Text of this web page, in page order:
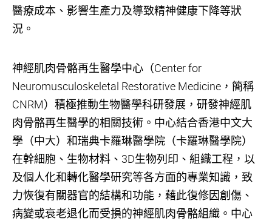
醫療成本、影響生產力及導致精神健康下降等狀
況。
神經肌肉骨骼再生醫學中心（Center for
Neuromusculoskeletal Restorative Medicine，簡稱
CNRM）積極推動生物醫學科研發展，研發神經肌
肉骨骼再生醫學的相關技術。中心結合香港中文大
學（中大）和瑞典卡羅琳醫學院（卡羅琳醫學院）
在幹細胞、生物材料、3D生物列印、組織工程，以
及個人化和轉化醫學研究等各方面的專業知識，致
力恢復有關器官的結構和功能，藉此復修因創傷、
病變或衰老退化而受損的神經肌肉骨骼組織。中心